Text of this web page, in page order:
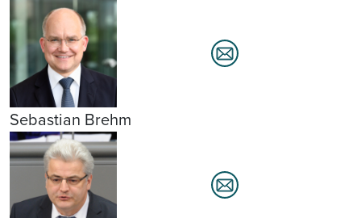
Sebastian Brehm